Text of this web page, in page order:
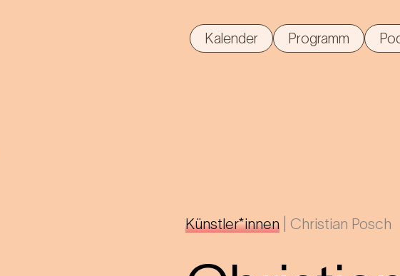
Kalender Programm
Künstler*innen Christian Posch